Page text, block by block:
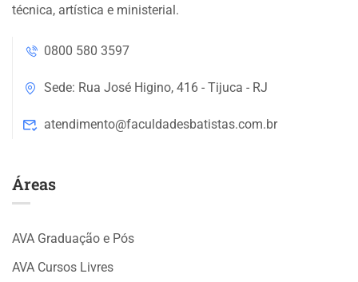
técnica, artística e ministerial.
0800 580 3597
Sede: Rua José Higino, 416 - Tijuca - RJ
atendimento@faculdadesbatistas.com.br
Áreas
AVA Graduação e Pós
AVA Cursos Livres